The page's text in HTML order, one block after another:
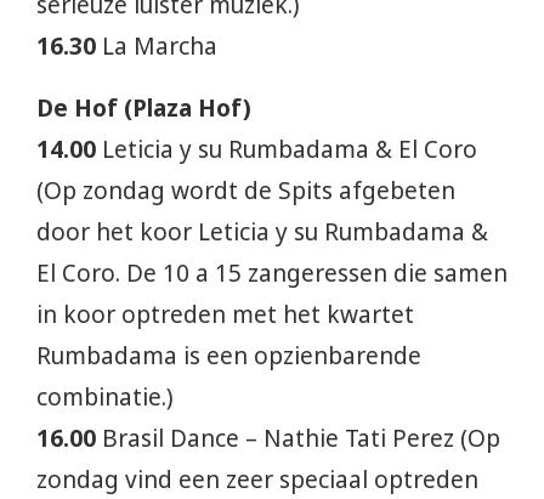
16.30 La Marcha
De Hof (Plaza Hof)
14.00 Leticia y su Rumbadama & El Coro
(Op zondag wordt de Spits afgebeten
door het koor Leticia y su Rumbadama &
El Coro. De 10 a 15 zangeressen die samen
in koor optreden met het kwartet
Rumbadama is een opzienbarende
combinatie.)
16.00 Brasil Dance – Nathie Tati Perez (Op
zondag vind een zeer speciaal optreden